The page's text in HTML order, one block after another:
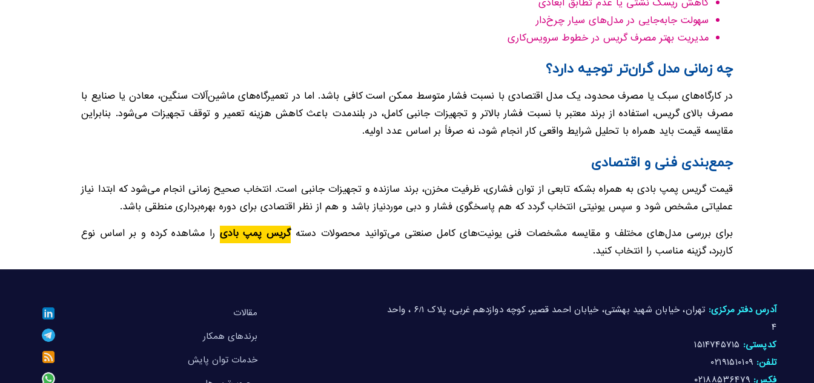
کاهش ریسک نشتی یا عدم تطابق ابعادی
سهولت جابه‌جایی در مدل‌های سیار چرخ‌دار
مدیریت بهتر مصرف گریس در خطوط سرویس‌کاری
چه زمانی مدل گران‌تر توجیه دارد؟
در کارگاه‌های سبک یا مصرف محدود، یک مدل اقتصادی با نسبت فشار متوسط ممکن است کافی باشد. اما در تعمیرگاه‌های ماشین‌آلات سنگین، معادن یا صنایع با
مصرف بالای گریس، استفاده از برند معتبر با نسبت فشار بالاتر و تجهیزات جانبی کامل، در بلندمدت باعث کاهش هزینه تعمیر و توقف تجهیزات می‌شود. بنابراین
مقایسه قیمت باید همراه با تحلیل شرایط واقعی کار انجام شود، نه صرفاً بر اساس عدد اولیه.
جمع‌بندی فنی و اقتصادی
قیمت گریس پمپ بادی به همراه بشکه تابعی از توان فشاری، ظرفیت مخزن، برند سازنده و تجهیزات جانبی است. انتخاب صحیح زمانی انجام می‌شود که ابتدا نیاز
عملیاتی مشخص شود و سپس یونیتی انتخاب گردد که هم پاسخگوی فشار و دبی موردنیاز باشد و هم از نظر اقتصادی برای دوره بهره‌برداری منطقی باشد.
برای بررسی مدل‌های مختلف و مقایسه مشخصات فنی یونیت‌های کامل صنعتی می‌توانید محصولات دستهگریس پمپ بادی را مشاهده کرده و بر اساس نوع
کاربرد، گزینه مناسب را انتخاب کنید.
مقالات
برندهای همکار
خدمات توان پایش
آدرس دفتر مرکزی:
تهران، خیابان شهید بهشتی، خیابان احمد قصیر، کوچه دوازدهم غربی، پلاک ۶/۱ ، واحد
۴
کدپستی: ۱۵۱۴۷۴۵۷۱۵
تلفن: ۰۲۱۹۱۵۱۰۱۰۹